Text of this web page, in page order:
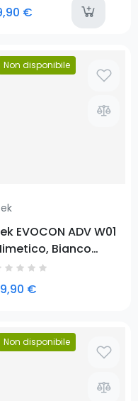
items
€
Non disponibile
EVOCON ADV W01
Bianco
USB
PlayStation
4, Playstation 3, Tablet
€
Non disponibile